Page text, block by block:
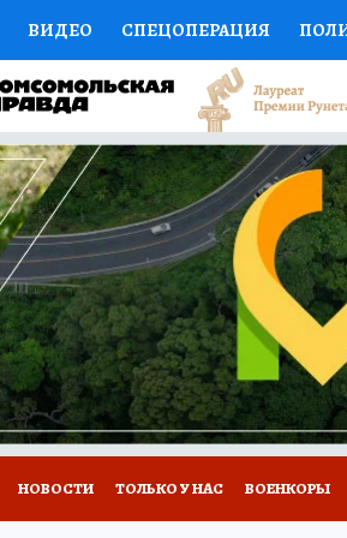
ВИДЕО СПЕЦОПЕРАЦИЯ
НАУКА СПОРТ
ЭКСПЕРТОВ ДОКТОР
ПОЛКА ПРОГНОЗЫ НА СПОРТ
ЦЕНТР НЕДВИЖИМОСТЬ
КП РЕКЛАМА ТЕСТЫ НОВОЕ
НОВОСТИ ТОЛЬКО У НАС ВОЕНКОРЫ